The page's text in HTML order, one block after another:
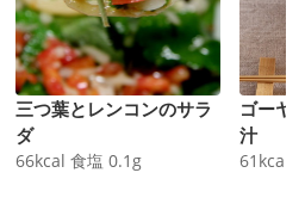
三つ葉とレンコンのサラ
ダ
66kcal 食塩 0.1 g
ゴーヤ
汁
61 kcal